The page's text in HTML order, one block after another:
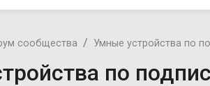
сообщества Умные устройства по
по